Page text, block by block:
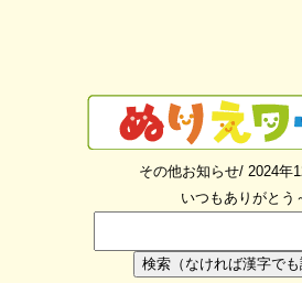
その他お知らせ/ 2024年
いつもありがとう
検索（なければ漢字でも